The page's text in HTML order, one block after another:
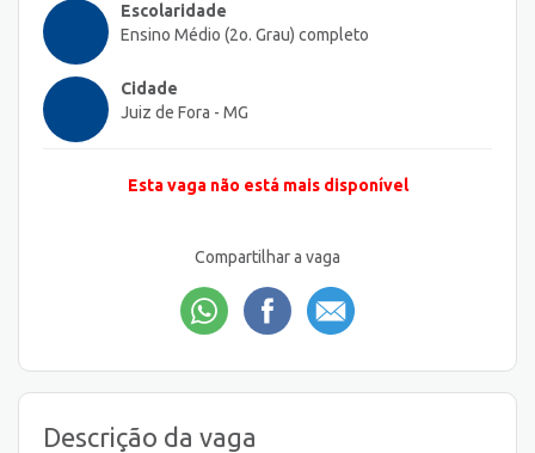
Escolaridade
Ensino Médio (2o. Grau) completo
Cidade
Juiz de Fora - MG
Esta vaga não está mais disponível
Compartilhar a vaga
Descrição da vaga